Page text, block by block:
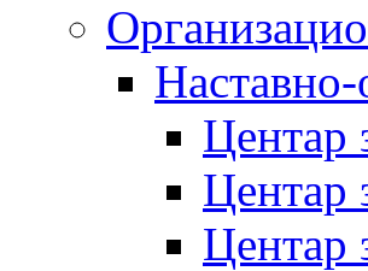
Наставно-
Центар
Центар
Центар